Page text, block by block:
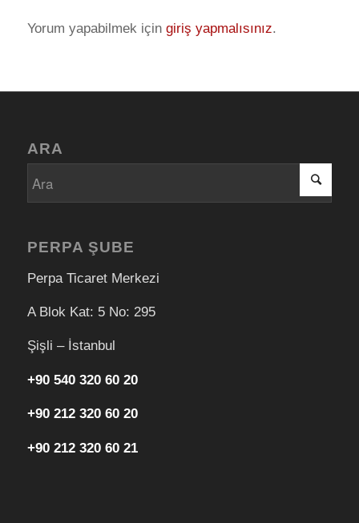
Yorum yapabilmek için giriş yapmalısınız.
ARA
PERPA ŞUBE
Perpa Ticaret Merkezi
A Blok Kat: 5 No: 295
Şişli – İstanbul
+90 540 320 60 20
+90 212 320 60 20
+90 212 320 60 21